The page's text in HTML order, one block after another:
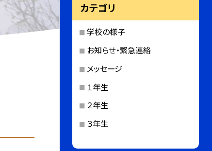
カテゴリ
学校の様子
お知らせ・緊急連絡
メッセージ
１年生
２年生
３年生